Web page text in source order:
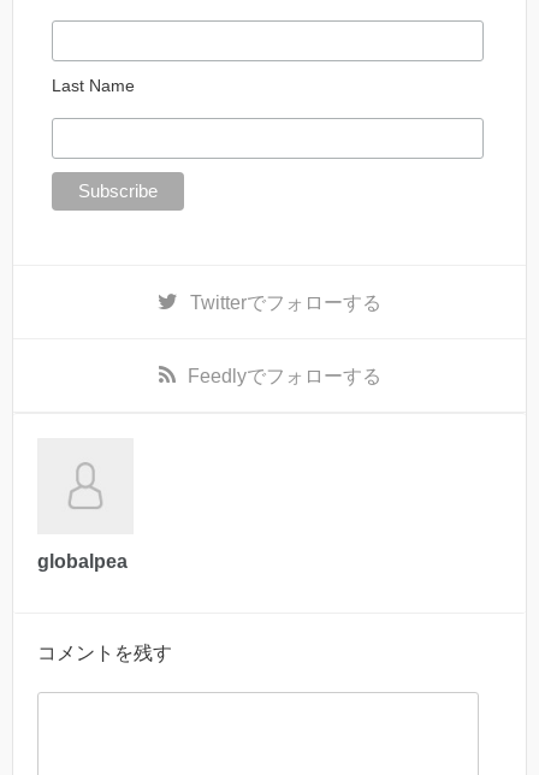
Last Name
Twitterでフォローする
Feedlyでフォローする
globalpea
コメントを残す